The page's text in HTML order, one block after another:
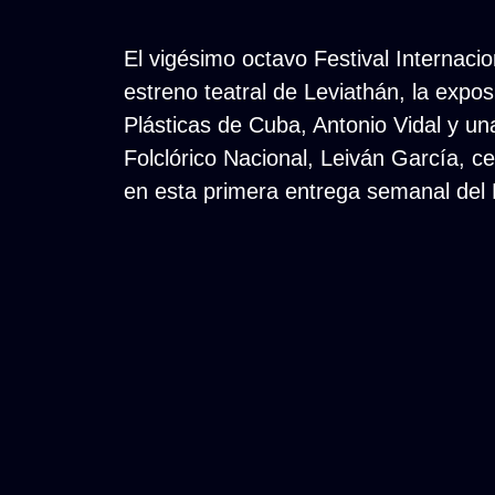
El vigésimo octavo Festival
estreno teatral de Leviathán, la
Plásticas de Cuba, Antonio Vidal y
Folclórico Nacional, Leiván García,
en esta primera entrega semanal del